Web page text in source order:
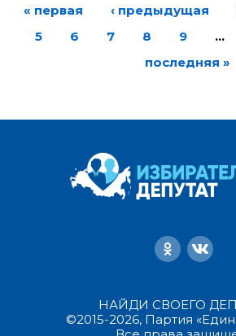
« первая ‹ предыдущая
5
6 7 8 9 …
последняя »
НАЙДИ СВОЕГО
©2015-2026, Партия